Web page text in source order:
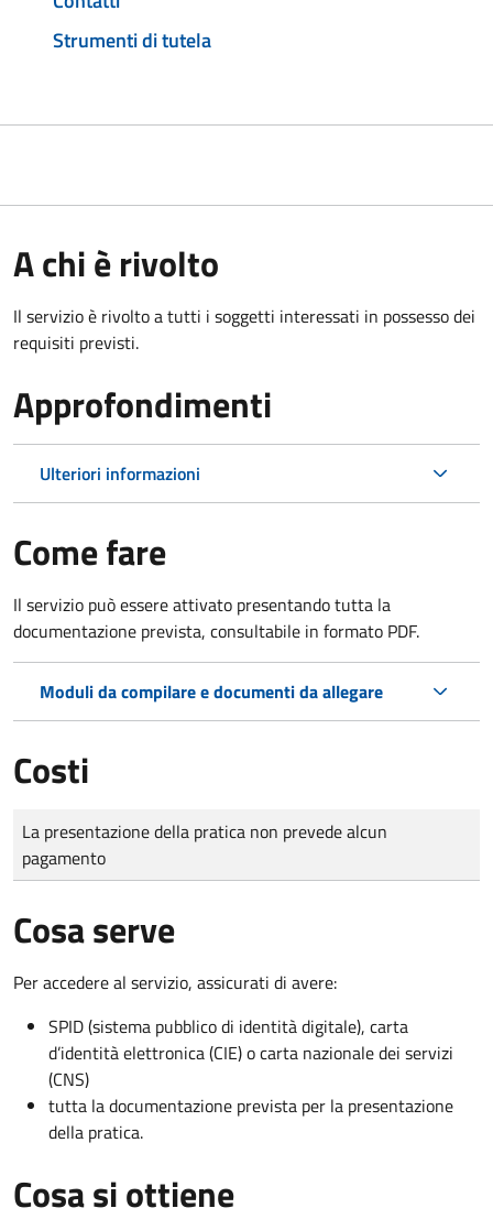
Strumenti di tutela
A chi è rivolto
Il servizio è rivolto a tutti i soggetti interessati in possesso dei
requisiti previsti.
Approfondimenti
Ulteriori informazioni
Come fare
Il servizio può essere attivato presentando tutta la
documentazione prevista, consultabile in formato PDF.
Moduli da compilare e documenti da allegare
Costi
Tipo di pagamento
Importo
La presentazione della pratica non prevede alcun
pagamento
Cosa serve
Per accedere al servizio, assicurati di avere:
SPID (sistema pubblico di identità digitale), carta
d’identità elettronica (CIE) o carta nazionale dei servizi
(CNS)
tutta la documentazione prevista per la presentazione
della pratica.
Cosa si ottiene